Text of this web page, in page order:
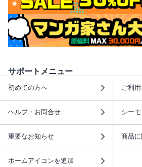
サポートメニュー
初めての方へ ご利
ヘルプ・お問合せ シー
重要なお知らせ 商品
ホームアイコンを追加